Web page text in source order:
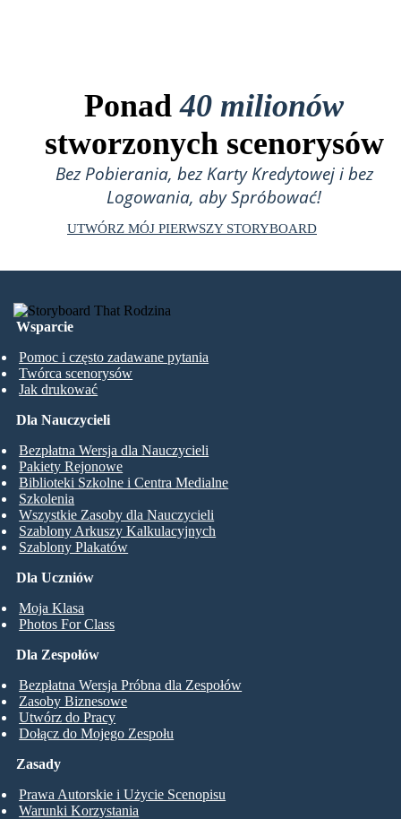
Ponad40 milionów
stworzonych scenorysów
Bez Pobierania, bez Karty Kredytowej i bez
Logowania, aby Spróbować!
UTWÓRZ MÓJ PIERWSZY STORYBOARD
Wsparcie
Pomoc i często zadawane pytania
Twórca scenorysów
Jak drukować
Dla Uczniów
Moja Klasa
Photos For Class
Dla Nauczycieli
Bezpłatna Wersja dla Nauczycieli
Pakiety Rejonowe
Biblioteki Szkolne i Centra Medialne
Szkolenia
Wszystkie Zasoby dla Nauczycieli
Szablony Arkuszy Kalkulacyjnych
Szablony Plakatów
Dla Zespołów
Bezpłatna Wersja Próbna dla Zespołów
Zasoby Biznesowe
Utwórz do Pracy
Dołącz do Mojego Zespołu
Zasady
Prawa Autorskie i Użycie Scenopisu
Warunki Korzystania